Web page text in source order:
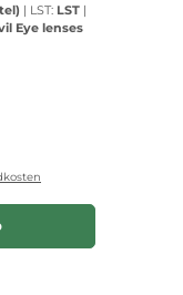
| LST: LST |
Eye lenses